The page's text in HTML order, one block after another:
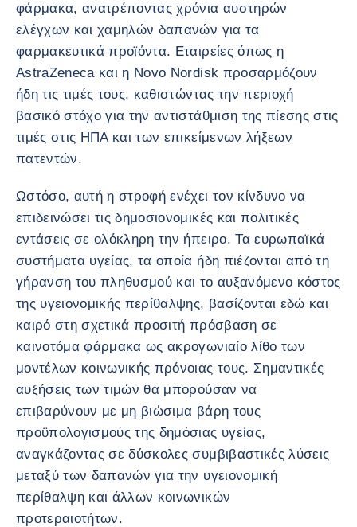
φάρμακα, ανατρέποντας χρόνια αυστηρών
ελέγχων και χαμηλών δαπανών για τα
φαρμακευτικά προϊόντα. Εταιρείες όπως η
AstraZeneca και η Novo Nordisk προσαρμόζουν
ήδη τις τιμές τους, καθιστώντας την περιοχή
βασικό στόχο για την αντιστάθμιση της πίεσης στις
τιμές στις ΗΠΑ και των επικείμενων λήξεων
πατεντών.
Ωστόσο, αυτή η στροφή ενέχει τον κίνδυνο να
επιδεινώσει τις δημοσιονομικές και πολιτικές
εντάσεις σε ολόκληρη την ήπειρο. Τα ευρωπαϊκά
συστήματα υγείας, τα οποία ήδη πιέζονται από τη
γήρανση του πληθυσμού και το αυξανόμενο κόστος
της υγειονομικής περίθαλψης, βασίζονται εδώ και
καιρό στη σχετικά προσιτή πρόσβαση σε
καινοτόμα φάρμακα ως ακρογωνιαίο λίθο των
μοντέλων κοινωνικής πρόνοιας τους. Σημαντικές
αυξήσεις των τιμών θα μπορούσαν να
επιβαρύνουν με μη βιώσιμα βάρη τους
προϋπολογισμούς της δημόσιας υγείας,
αναγκάζοντας σε δύσκολες συμβιβαστικές λύσεις
μεταξύ των δαπανών για την υγειονομική
περίθαλψη και άλλων κοινωνικών
προτεραιοτήτων.